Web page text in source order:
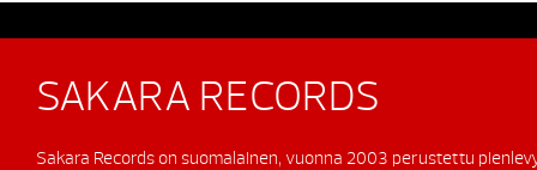
SAKARA RECORDS
Sakara Records on suomalainen, vuonna 2003 perustettu